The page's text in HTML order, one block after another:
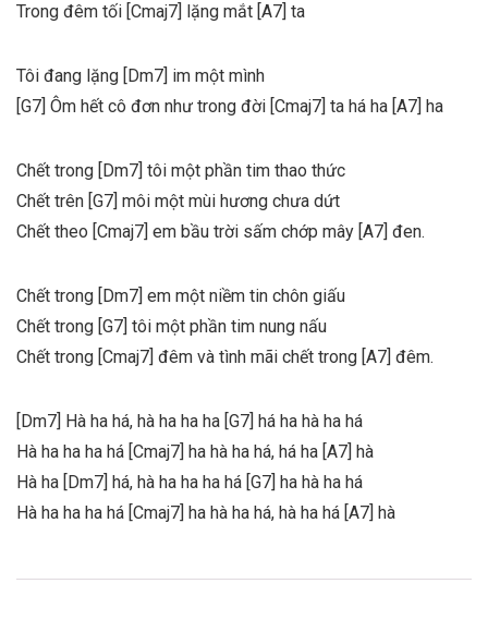
Trong đêm tối [Cmaj7] lặng mắt [A7] ta
Tôi đang lặng [Dm7] im một mình
[G7] Ôm hết cô đơn như trong đời [Cmaj7] ta há ha [A7] ha
Chết trong [Dm7] tôi một phần tim thao thức
Chết trên [G7] môi một mùi hương chưa dứt
Chết theo [Cmaj7] em bầu trời sấm chớp mây [A7] đen.
Chết trong [Dm7] em một niềm tin chôn giấu
Chết trong [G7] tôi một phần tim nung nấu
Chết trong [Cmaj7] đêm và tình mãi chết trong [A7] đêm.
[Dm7] Hà ha há, hà ha ha ha [G7] há ha hà ha há
Hà ha ha ha há [Cmaj7] ha hà ha há, há ha [A7] hà
Hà ha [Dm7] há, hà ha ha ha há [G7] ha hà ha há
Hà ha ha ha há [Cmaj7] ha hà ha há, hà ha há [A7] hà